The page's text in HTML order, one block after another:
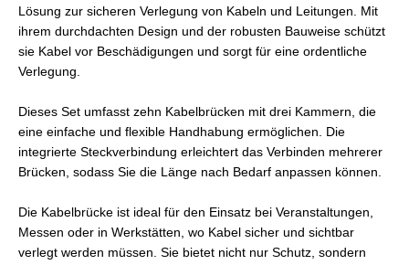
Lösung zur sicheren Verlegung von Kabeln und Leitungen. Mit
ihrem durchdachten Design und der robusten Bauweise schützt
sie Kabel vor Beschädigungen und sorgt für eine ordentliche
Verlegung.
Dieses Set umfasst zehn Kabelbrücken mit drei Kammern, die
eine einfache und flexible Handhabung ermöglichen. Die
integrierte Steckverbindung erleichtert das Verbinden mehrerer
Brücken, sodass Sie die Länge nach Bedarf anpassen können.
Die Kabelbrücke ist ideal für den Einsatz bei Veranstaltungen,
Messen oder in Werkstätten, wo Kabel sicher und sichtbar
verlegt werden müssen. Sie bietet nicht nur Schutz, sondern